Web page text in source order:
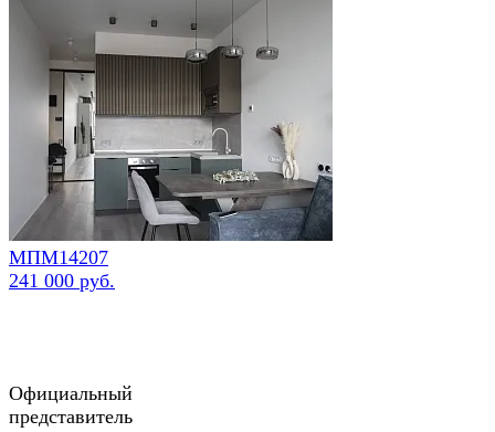
МПМ14207
241 000 руб.
Официальный
представитель